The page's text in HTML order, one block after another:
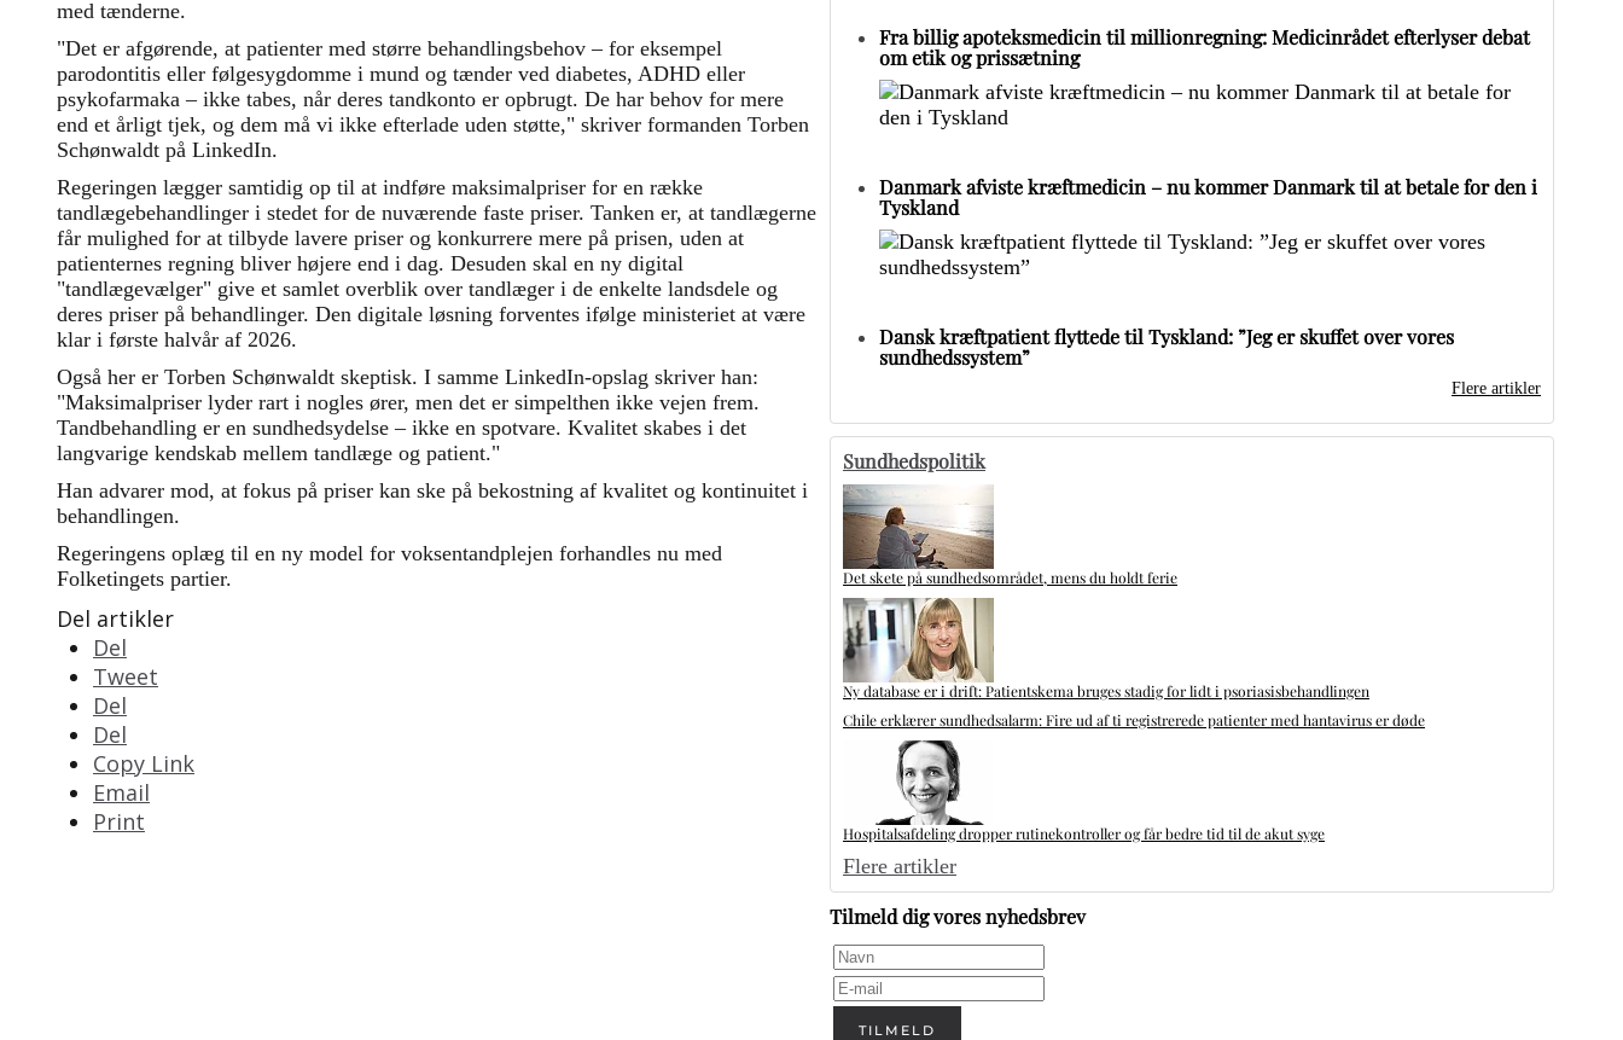
med tænderne.
"Det er afgørende, at patienter med større behandlingsbehov – for eksempel
parodontitis eller følgesygdomme i mund og tænder ved diabetes, ADHD eller
psykofarmaka – ikke tabes, når deres tandkonto er opbrugt. De har behov for mere
end et årligt tjek, og dem må vi ikke efterlade uden støtte," skriver formanden Torben
Schønwaldt på LinkedIn.
Regeringen lægger samtidig op til at indføre maksimalpriser for en række
tandlægebehandlinger i stedet for de nuværende faste priser. Tanken er, at tandlægerne
får mulighed for at tilbyde lavere priser og konkurrere mere på prisen, uden at
patienternes regning bliver højere end i dag. Desuden skal en ny digital
"tandlægevælger" give et samlet overblik over tandlæger i de enkelte landsdele og
deres priser på behandlinger. Den digitale løsning forventes ifølge ministeriet at være
klar i første halvår af 2026.
Også her er Torben Schønwaldt skeptisk. I samme LinkedIn-opslag skriver han:
"Maksimalpriser lyder rart i nogles ører, men det er simpelthen ikke vejen frem.
Tandbehandling er en sundhedsydelse – ikke en spotvare. Kvalitet skabes i det
langvarige kendskab mellem tandlæge og patient."
Han advarer mod, at fokus på priser kan ske på bekostning af kvalitet og kontinuitet i
behandlingen.
Regeringens oplæg til en ny model for voksentandplejen forhandles nu med
Folketingets partier.
Del artikler
Del
Tweet
Del
Del
Copy Link
Email
Print
Fra billig apoteksmedicin til millionregning: Medicinrådet efterlyser debat
om etik og prissætning
Danmark afviste kræftmedicin – nu kommer Danmark til at betale for den i
Tyskland
Dansk kræftpatient flyttede til Tyskland: ”Jeg er skuffet over vores
sundhedssystem”
Flere artikler
Sundhedspolitik
Det skete på sundhedsområdet, mens du holdt ferie
Ny database er i drift: Patientskema bruges stadig for lidt i psoriasisbehandlingen
Chile erklærer sundhedsalarm: Fire ud af ti registrerede patienter med hantavirus er døde
Hospitalsafdeling dropper rutinekontroller og får bedre tid til de akut syge
Flere artikler
Tilmeld dig vores nyhedsbrev
TILMELD